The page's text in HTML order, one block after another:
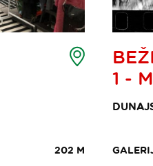
Zemljevid
interesa
202 M
1 -